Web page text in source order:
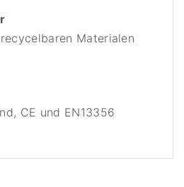
Materialen
CE und EN13356